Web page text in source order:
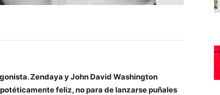
Zendaya y John David Washington
feliz, no para de lanzarse puñales